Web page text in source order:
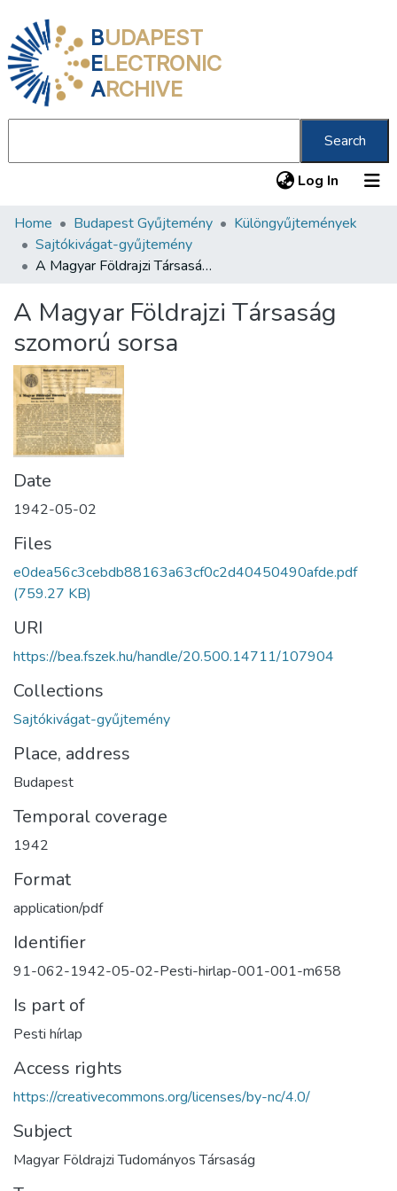
BUDAPEST
ELECTRONIC
ARCHIVE
Search
Log In (current)
Communities & Collections
All of DSpace
About us
Home Budapest Gyűjtemény
Különgyűjtemények
Sajtókivágat-gyűjtemény
A Magyar Földrajzi Társaság szomorú sorsa
A Magyar Földrajzi Társaság
szomorú sorsa
Date
1942-05-02
Files
e0dea56c3cebdb88163a63cf0c2d40450490afde.pdf
(759.27 KB)
URI
https://bea.fszek.hu/handle/20.500.14711/107904
Collections
Sajtókivágat-gyűjtemény
Place, address
Budapest
Temporal coverage
1942
Format
application/pdf
Identifier
91-062-1942-05-02-Pesti-hirlap-001-001-m658
Is part of
Pesti hírlap
Access rights
https://creativecommons.org/licenses/by-nc/4.0/
Subject
Magyar Földrajzi Tudományos Társaság